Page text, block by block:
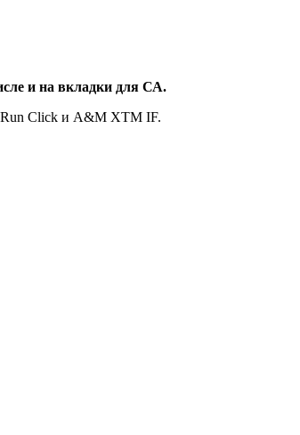
и на вкладки для СА.
Run Click и A&M XTM IF.